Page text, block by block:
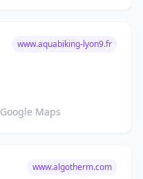
www.aquabiking-lyon9.fr
Google Maps
www.algotherm.com